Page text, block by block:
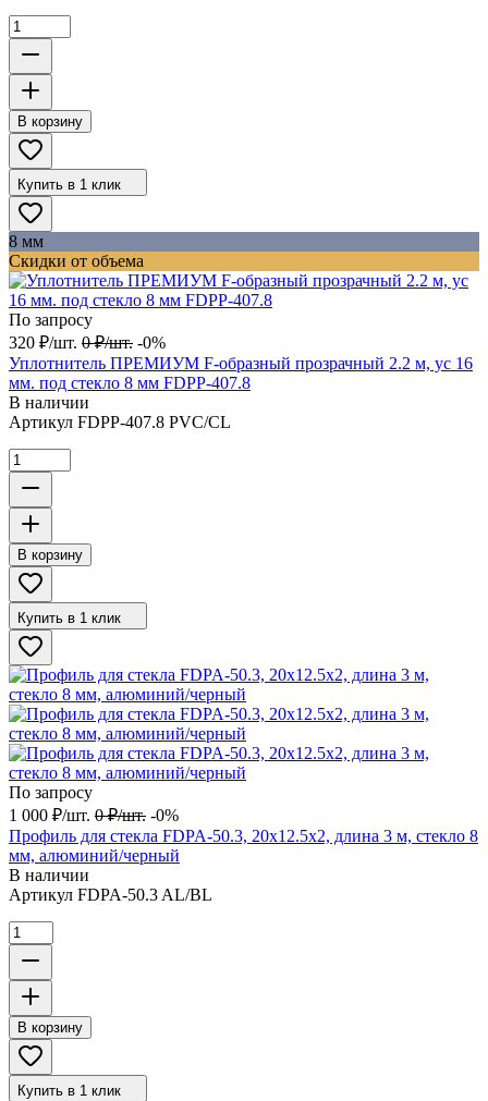
В корзину
Купить в 1 клик
8 мм
Скидки от объема
По запросу
320 ₽/шт. 0 ₽/шт. -0%
Уплотнитель ПРЕМИУМ F-образный прозрачный 2.2 м, ус 16
мм. под стекло 8 мм FDPP-407.8
В наличии
Артикул FDPP-407.8 PVC/CL
В корзину
Купить в 1 клик
По запросу
1 000 ₽/шт. 0 ₽/шт. -0%
Профиль для стекла FDPA-50.3, 20х12.5х2, длина 3 м, стекло 8
мм, алюминий/черный
В наличии
Артикул FDPA-50.3 AL/BL
В корзину
Купить в 1 клик